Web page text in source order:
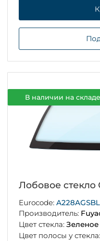
В наличии на складе
Лобовое стекло
Eurocode: A228AGSBL
Производитель:
Цвет стекла: Зеленое
Цвет полосы у стекла: